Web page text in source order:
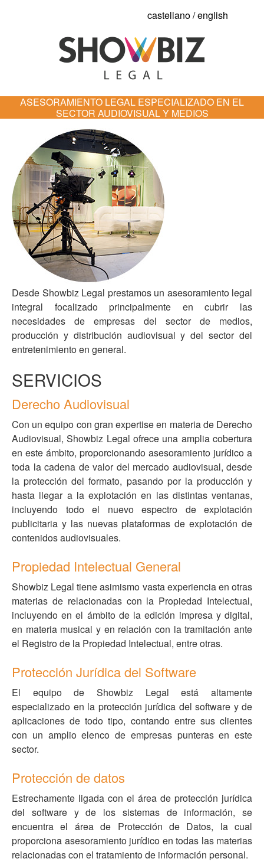
castellano/english
ASESORAMIENTO LEGAL ESPECIALIZADO EN EL
SECTOR AUDIOVISUAL Y MEDIOS
Desde Showbiz Legal prestamos un asesoramiento legal
integral focalizado principalmente en cubrir las
necesidades de empresas del sector de medios,
producción y distribución audiovisual y del sector del
entretenimiento en general.
SERVICIOS
Derecho Audiovisual
Con un equipo con gran expertise en materia de Derecho
Audiovisual, Showbiz Legal ofrece una amplia cobertura
en este ámbito, proporcionando asesoramiento jurídico a
toda la cadena de valor del mercado audiovisual, desde
la protección del formato, pasando por la producción y
hasta llegar a la explotación en las distintas ventanas,
incluyendo todo el nuevo espectro de explotación
publicitaria y las nuevas plataformas de explotación de
contenidos audiovisuales.
Propiedad Intelectual General
Showbiz Legal tiene asimismo vasta experiencia en otras
materias de relacionadas con la Propiedad Intelectual,
incluyendo en el ámbito de la edición impresa y digital,
en materia musical y en relación con la tramitación ante
el Registro de la Propiedad Intelectual, entre otras.
Protección Jurídica del Software
El equipo de Showbiz Legal está altamente
especializado en la protección jurídica del software y de
aplicaciones de todo tipo, contando entre sus clientes
con un amplio elenco de empresas punteras en este
sector.
Protección de datos
Estrechamente ligada con el área de protección jurídica
del software y de los sistemas de información, se
encuentra el área de Protección de Datos, la cual
proporciona asesoramiento jurídico en todas las materias
relacionadas con el tratamiento de información personal.